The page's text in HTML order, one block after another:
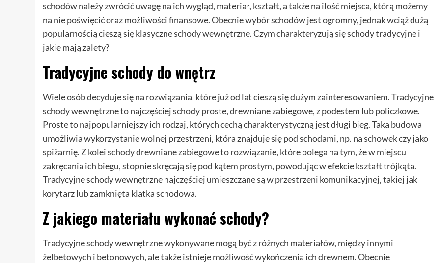
schodów należy zwrócić uwagę na ich wygląd, materiał, kształt, a także na ilość miejsca, którą możemy
na nie poświęcić oraz możliwości finansowe. Obecnie wybór schodów jest ogromny, jednak wciąż dużą
popularnością cieszą się klasyczne schody wewnętrzne. Czym charakteryzują się schody tradycyjne i
jakie mają zalety?
Tradycyjne schody do wnętrz
Wiele osób decyduje się na rozwiązania, które już od lat cieszą się dużym zainteresowaniem. Tradycyjne
schody wewnętrzne to najczęściej schody proste, drewniane zabiegowe, z podestem lub policzkowe.
Proste to najpopularniejszy ich rodzaj, których cechą charakterystyczną jest długi bieg. Taka budowa
umożliwia wykorzystanie wolnej przestrzeni, która znajduje się pod schodami, np. na schowek czy jako
spiżarnię. Z koleischody drewniane zabiegoweto rozwiązanie, które polega na tym, że w miejscu
zakręcania ich biegu, stopnie skręcają się pod kątem prostym, powodując w efekcie kształt trójkąta.
Tradycyjne schody wewnętrzne najczęściej umieszczane są w przestrzeni komunikacyjnej, takiej jak
korytarz lub zamknięta klatka schodowa.
Z jakiego materiału wykonać schody?
Tradycyjne schody wewnętrzne wykonywane mogą być z różnych materiałów, między innymi
żelbetowych i betonowych, ale także istnieje możliwość wykończenia ich drewnem. Obecnie